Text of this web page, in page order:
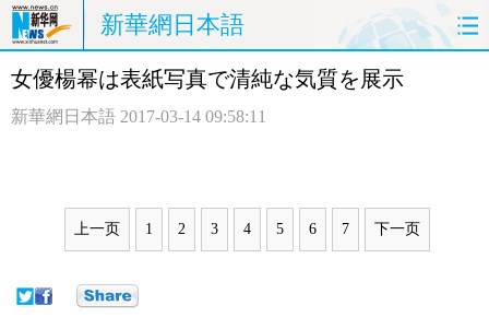
新華網日本語
ホームページ 政治 経済
中日対訳
女優楊幂は表紙写真で清純な気質を展示
新華網日本語 2017-03-14 09:58:11
上一页 1 2 3 4 5 6 7 下一页